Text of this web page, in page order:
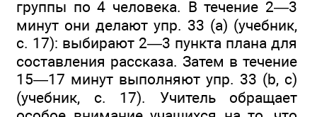
группы по 4 человека. В течение 2—3
минут они делают упр. 33 (а) (учебник,
с. 17): выбирают 2—3 пункта плана для
составления рассказа. Затем в течение
15—17 минут выполняют упр. 33 (b, с)
(учебник, с. 17). Учитель обращает